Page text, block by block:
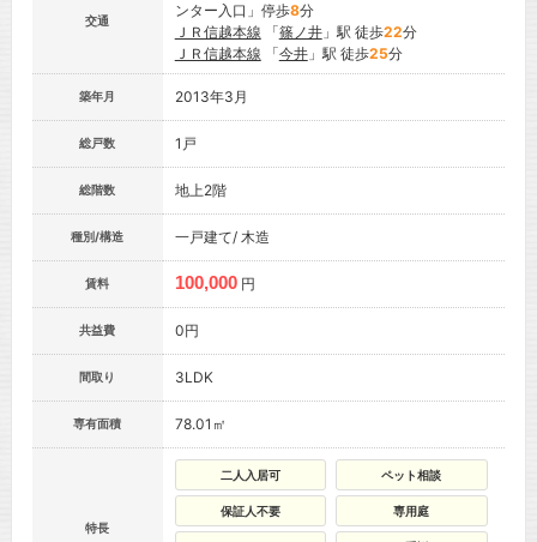
交通
ンター入口」停歩8分
ＪＲ信越本線 「篠ノ井」駅 徒歩22分
ＪＲ信越本線 「今井」駅 徒歩25分
築年月 2013年3月
総戸数 1戸
総階数 地上2階
種別/構造 一戸建て/ 木造
賃料 100,000 円
共益費 0円
間取り 3LDK
専有面積 78.01㎡
特長
二人入居可 ペット相談
保証人不要 専用庭